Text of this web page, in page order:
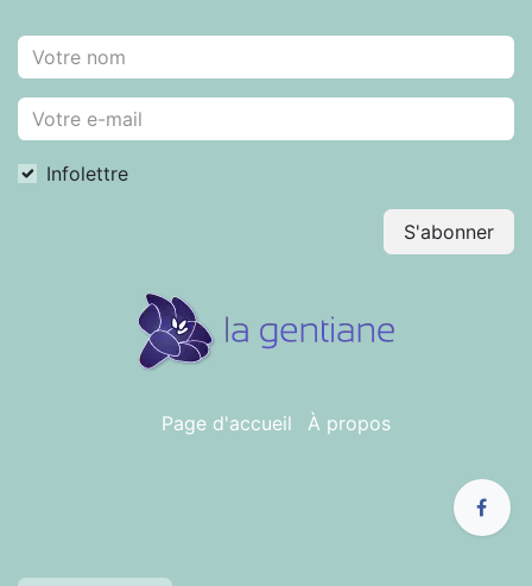
Infolettre
S'abonner
Page d'accueil À propos